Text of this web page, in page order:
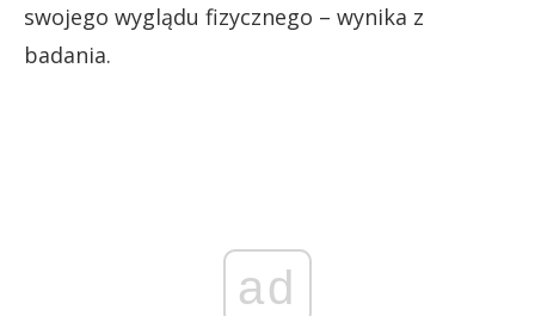
swojego wyglądu fizycznego – wynika z
badania.
ad